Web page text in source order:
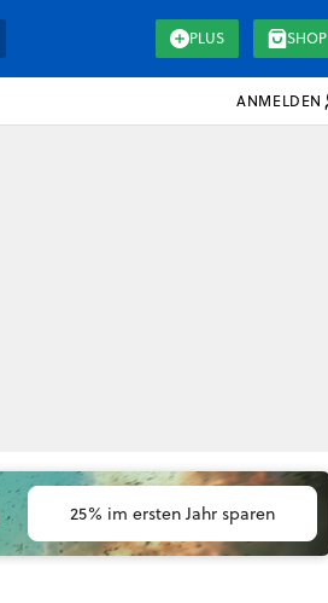
PLUS SHOP
ANMELDEN
25% im ersten Jahr sparen